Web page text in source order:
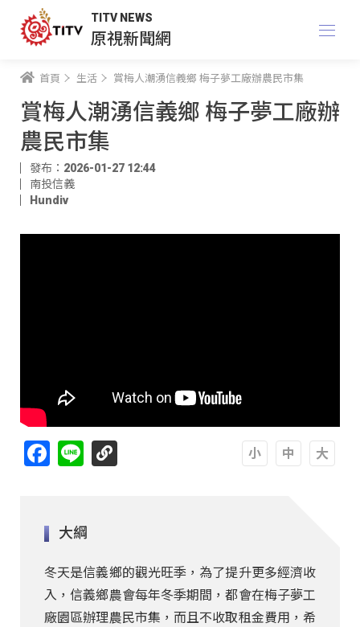
TITV NEWS
原視新聞網
首頁 生活 賞梅人潮湧信義鄉 梅子夢工廠辦農民市集
賞梅人潮湧信義鄉 梅子夢工廠辦
農民市集
發布：2026-01-27 12:44
南投信義
Hundiv
Facebook
Line
大綱
冬天是信義鄉的觀光旺季，為了提升更多經濟收
入，信義鄉農會每年冬季期間，都會在梅子夢工
廠園區辦理農民市集，而且不收取租金費用，希